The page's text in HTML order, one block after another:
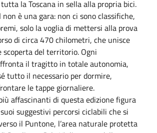
la Toscana in sella alla propria bici.
non è una gara: non ci sono classifiche,
solo la voglia di mettersi alla prova
di circa 470 chilometri, che unisce
del territorio. Ogni
il tragitto in totale autonomia,
tutto il necessario per dormire,
le tappe giornaliere.
affascinanti di questa edizione figura
suggestivi percorsi ciclabili che si
il Puntone, l’area naturale protetta